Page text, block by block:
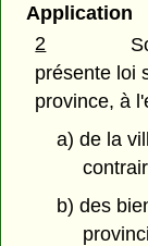
Application
2
présente loi
province, à
a) de la
b) des